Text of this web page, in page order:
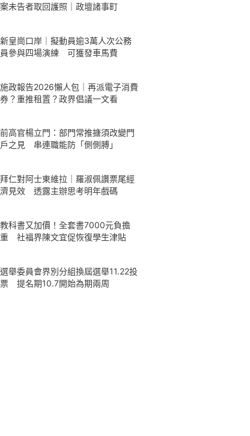
案未告者取回護照｜政壇諸事町
新皇崗口岸｜擬動員逾3萬人次公務
員參與四場演練 可獲發車馬費
施政報告2026懶人包｜再派電子消費
券？重推租置？政界倡議一文看
前高官楊立門：部門常推搪須改變門
戶之見 串連職能防「側側膊」
拜仁對阿士東維拉｜羅淑佩讚票尾經
濟見效 透露主辦思考明年戲碼
教科書又加價！全套書7000元負擔
重 社福界陳文宜促恢復學生津貼
選舉委員會界別分組換屆選舉11.22投
票 提名期10.7開始為期兩周